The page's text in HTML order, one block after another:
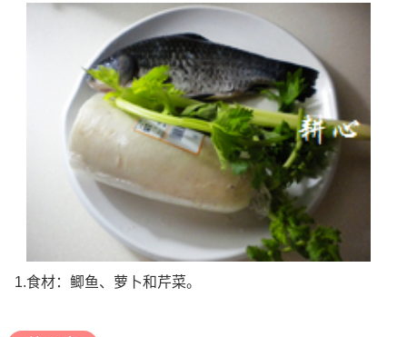
1.食材：鲫鱼、萝卜和芹菜。